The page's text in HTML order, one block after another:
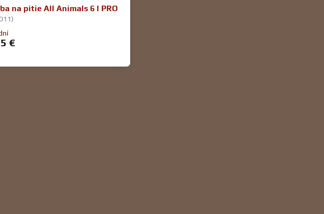
na pitie All Animals 6 l PRO
€